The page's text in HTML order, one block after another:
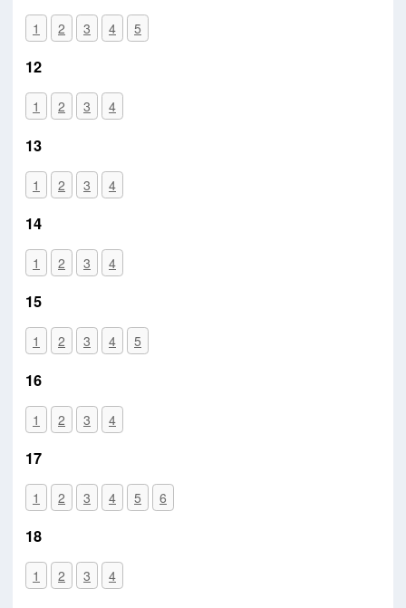
1 2 3 4 5
12
1 2 3 4
13
1 2 3 4
14
1 2 3 4
15
1 2 3 4 5
16
1 2 3 4
17
1 2 3 4 5 6
18
1 2 3 4